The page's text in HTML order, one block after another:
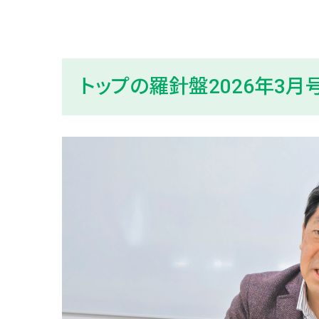
トップの羅針盤2026年3月